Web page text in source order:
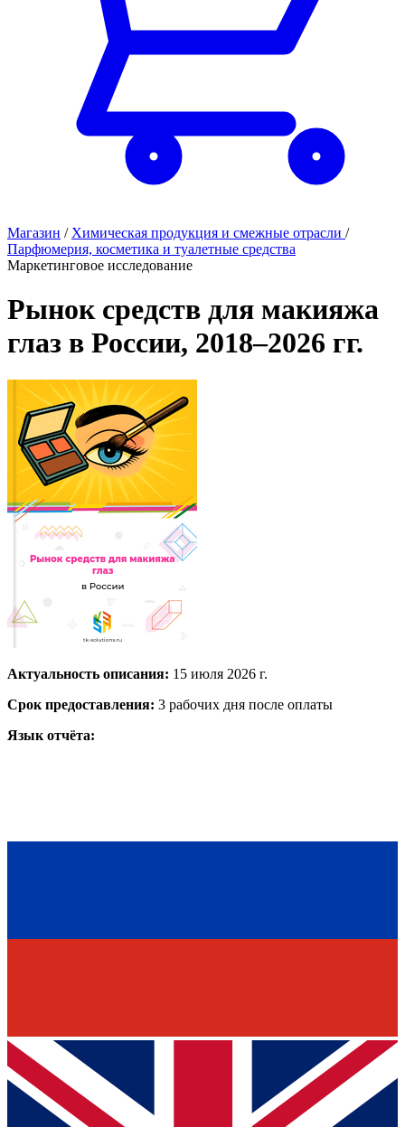
Магазин / Химическая продукция и смежные отрасли /
Парфюмерия, косметика и туалетные средства
Маркетинговое исследование
Рынок средств для макияжа
глаз в России, 2018–2026 гг.
Актуальность описания: 15 июля 2026 г.
Срок предоставления: 3 рабочих дня после оплаты
Язык отчёта: